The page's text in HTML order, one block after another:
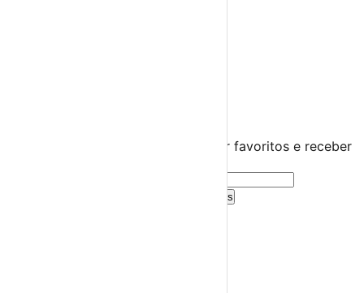
Cria uma conta gratuita para guardar favoritos e receber
Criar Conta Grátis